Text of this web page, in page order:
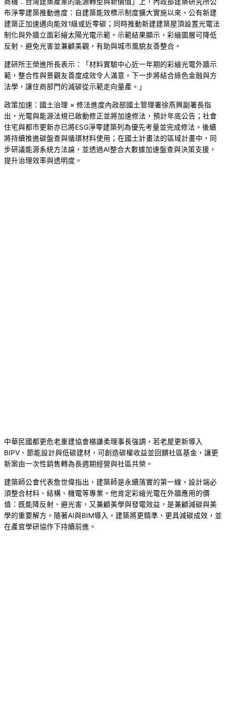
商機：台灣建築產業的能源轉型與新價值」上，內政部建築研究所公
布淨零建築推動進度：自建築能效標示制度擴大實施以來，公有新建
建築正加速邁向能效1級或近零碳；同時推動新建建築屋頂設置光電法
制化與外牆立面彩繪太陽光電示範。示範結果顯示，彩繪圖層可降低
反射、避免光害並兼顧美觀，有助與城市風貌友善整合。
建研所王榮進所長表示：「材料實驗中心近一年期的彩繪光電外牆示
範，整合性與景觀友善度成效令人滿意。下一步將結合綠色金融與方
法學，讓住商部門的減碳從示範走向量產。」
政策加速：國土治理 × 修法進度內政部國土管理署徐燕興副署長指
出，光電與能源法規已啟動修正並將加速修法，預計年底公告；社會
住宅與都市更新亦已將ESG淨零建築列為優先考量並完成修法。後續
將持續推進碳盤查與循環材料使用；在國土計畫法的區域計畫中，同
步研議能源系統方法論，並透過AI整合大數據加速盤查與決策支援，
提升治理效率與透明度。
中華民國都更危老重建協會楊謙柔理事長強調，若老屋更新導入
BIPV、節能設計與低碳建材，可創造碳權收益並回饋社區基金，讓更
新案由一次性銷售轉為長週期經營與社區共榮。
建築師公會代表詹世偉指出，建築師是永續落實的第一線，設計端必
須整合材料、結構、機電等專業。他肯定彩繪光電在外牆應用的價
值：既能降反射、避光害，又兼顧美學與發電效益，是兼顧減碳與美
學的重要解方。隨著AI與BIM導入，建築將更精準、更具減碳成效，並
在產官學研協作下持續前進。